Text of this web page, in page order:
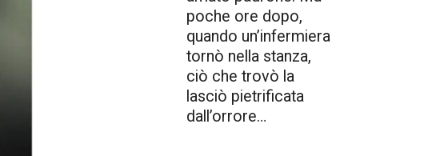
poche ore dopo,
quando un’infermiera
tornò nella stanza,
ciò che trovò la
lasciò pietrificata
dall’orrore…